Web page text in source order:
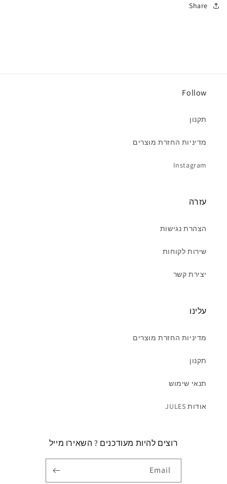
Share
Follow
תקנון
מדיניות החזרת מוצרים
Instagram
עזרה
הצהרת נגישות
שירות לקוחות
יצירת קשר
עלינו
מדיניות החזרת מוצרים
תקנון
תנאי שימוש
אודות JULES
רוצים להיות מעודכנים ? השאירו מייל
Email